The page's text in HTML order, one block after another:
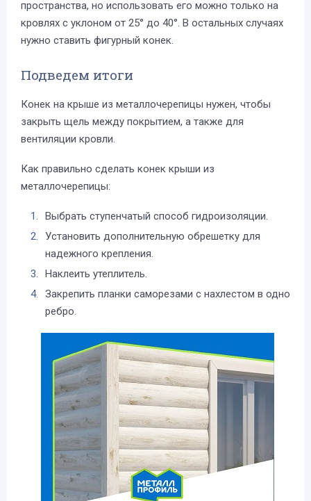
пространства, но использовать его можно только на
кровлях с уклоном от 25° до 40°. В остальных случаях
нужно ставить фигурный конек.
Подведем итоги
Конек на крыше из металлочерепицы нужен, чтобы
закрыть щель между покрытием, а также для
вентиляции кровли.
Как правильно сделать конек крыши из
металлочерепицы:
Выбрать ступенчатый способ гидроизоляции.
Установить дополнительную обрешетку для
надежного крепления.
Наклеить утеплитель.
Закрепить планки саморезами с нахлестом в одно
ребро.